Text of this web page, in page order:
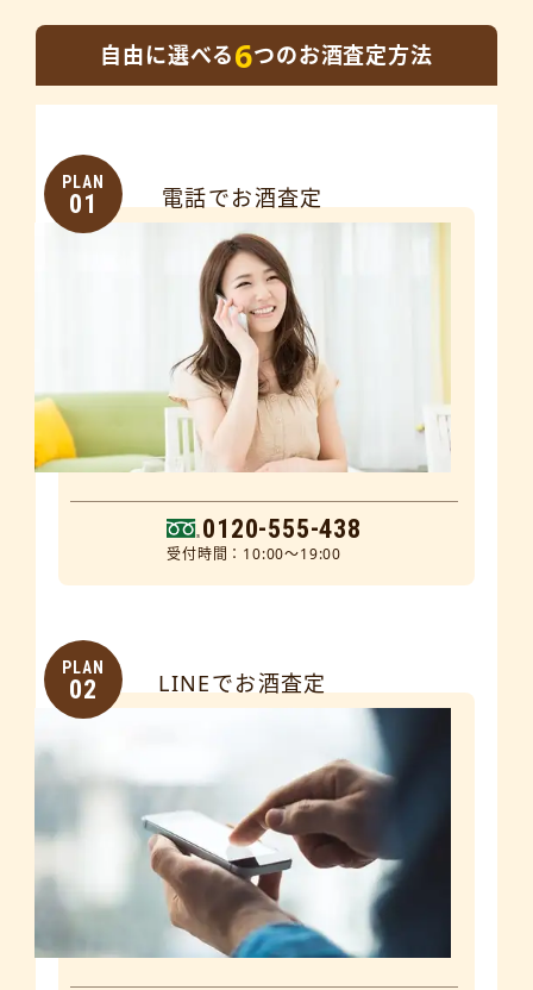
自由に選べる6つのお酒査定方法
PLAN
01 電話でお酒査定
0120-555-438
受付時間：10:00～19:00
PLAN
02 LINEでお酒査定